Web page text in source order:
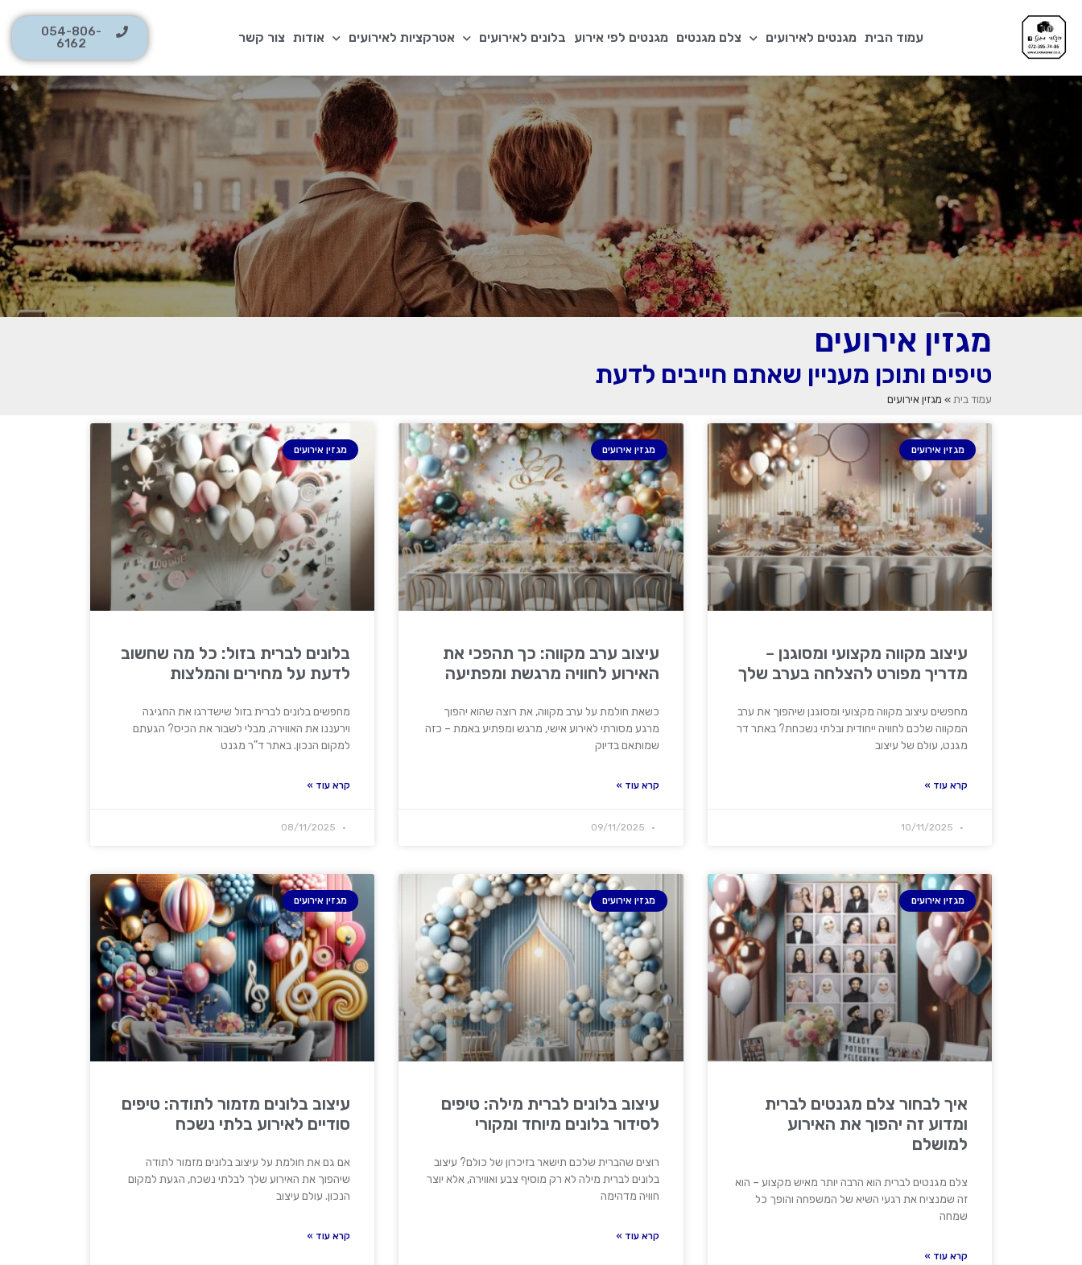
עמוד הבית מגנטים לאירועים צלם מגנטים מגנטים לפי אירוע בלונים לאירועים אטרקציות לאירועים אודות צור קשר
054-806-
6162
מגזין אירועים
טיפים ותוכן מעניין שאתם חייבים לדעת
עמוד בית » מגזין אירועים
מגזין אירועים
עיצוב מקווה מקצועי ומסוגנן –
מדריך מפורט להצלחה בערב שלך
מחפשים עיצוב מקווה מקצועי ומסוגנן שיהפוך את ערב
המקווה שלכם לחוויה ייחודית ובלתי נשכחת? באתר דר
מגנט, עולם של עיצוב
קרא עוד »
מגזין אירועים
עיצוב ערב מקווה: כך תהפכי את
האירוע לחוויה מרגשת ומפתיעה
כשאת חולמת על ערב מקווה, את רוצה שהוא יהפוך
מרגע מסורתי לאירוע אישי, מרגש ומפתיע באמת – כזה
שמותאם בדיוק
קרא עוד »
מגזין אירועים
בלונים לברית בזול: כל מה שחשוב
לדעת על מחירים והמלצות
מחפשים בלונים לברית בזול שישדרגו את החגיגה
וירעננו את האווירה, מבלי לשבור את הכיס? הגעתם
למקום הנכון. באתר ד"ר מגנט
קרא עוד »
מגזין אירועים
איך לבחור צלם מגנטים לברית
ומדוע זה יהפוך את האירוע
למושלם
צלם מגנטים לברית הוא הרבה יותר מאיש מקצוע – הוא
זה שמנציח את רגעי השיא של המשפחה והופך כל
שמחה
קרא עוד »
מגזין אירועים
עיצוב בלונים לברית מילה: טיפים
לסידור בלונים מיוחד ומקורי
רוצים שהברית שלכם תישאר בזיכרון של כולם? עיצוב
בלונים לברית מילה לא רק מוסיף צבע ואווירה, אלא יוצר
חוויה מדהימה
קרא עוד »
מגזין אירועים
עיצוב בלונים מזמור לתודה: טיפים
סודיים לאירוע בלתי נשכח
אם גם את חולמת על עיצוב בלונים מזמור לתודה
שיהפוך את האירוע שלך לבלתי נשכח, הגעת למקום
הנכון. עולם עיצוב
קרא עוד »